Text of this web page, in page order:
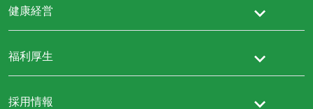
健康経営
福利厚生
採用情報